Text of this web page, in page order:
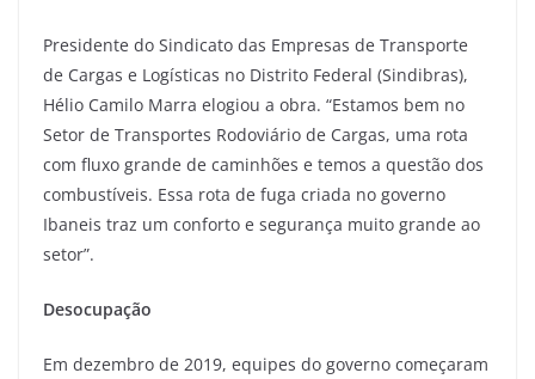
Presidente do Sindicato das Empresas de Transporte
de Cargas e Logísticas no Distrito Federal (Sindibras),
Hélio Camilo Marra elogiou a obra. “Estamos bem no
Setor de Transportes Rodoviário de Cargas, uma rota
com fluxo grande de caminhões e temos a questão dos
combustíveis. Essa rota de fuga criada no governo
Ibaneis traz um conforto e segurança muito grande ao
setor”.
Desocupação
Em dezembro de 2019, equipes do governo começaram